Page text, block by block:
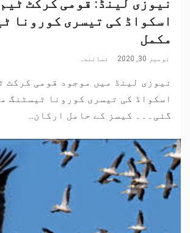
اسکواڈ کی تیسری کورونا
مکمل
نومبر 30, 2020 نمائندہ
نیوزی لینڈ میں موجود قومی کرکٹ
اسکواڈ کی تیسری کورونا ٹیسٹنگ
گئی۔۔۔ کیسز کے حامل ارکان...